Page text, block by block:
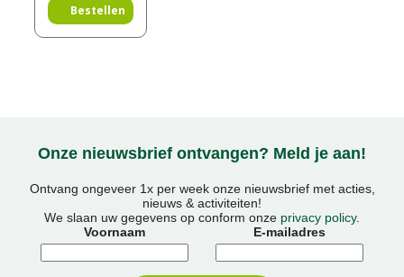
Bestellen
Onze nieuwsbrief ontvangen? Meld je aan!
Ontvang ongeveer 1x per week onze nieuwsbrief met acties,
nieuws & activiteiten!
We slaan uw gegevens op conform onze privacy policy.
Voornaam
E-mailadres